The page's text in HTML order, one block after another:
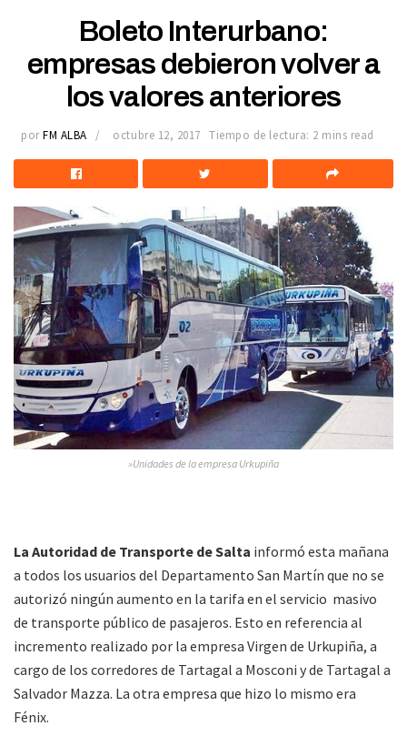
Boleto Interurbano:
empresas debieron volver a
los valores anteriores
por FM ALBA octubre 12, 2017 Tiempo de lectura: 2 mins read
»Unidades de la empresa Urkupiña
La Autoridad de Transporte de Salta informó esta mañana
a todos los usuarios del Departamento San Martín que no se
autorizó ningún aumento en la tarifa en el servicio masivo
de transporte público de pasajeros. Esto en referencia al
incremento realizado por la empresa Virgen de Urkupiña, a
cargo de los corredores de Tartagal a Mosconi y de Tartagal a
Salvador Mazza. La otra empresa que hizo lo mismo era
Fénix.